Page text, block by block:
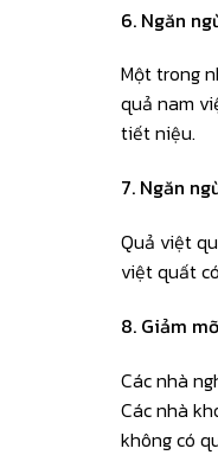
6. Ngăn
Một trong
quả nam
tiết niệu.
7. Ngăn
Quả việt
việt quất
8. Giảm
Các nhà
Các nhà
không có